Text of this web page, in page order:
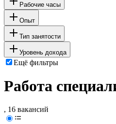
Рабочие часы
Опыт
Тип занятости
Уровень дохода
Ещё фильтры
Работа
, 16 вакансий